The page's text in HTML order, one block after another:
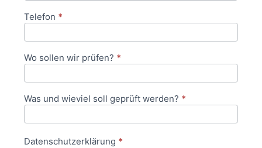
Telefon *
Wo sollen wir prüfen? *
Was und wieviel soll geprüft werden? *
Datenschutzerklärung *